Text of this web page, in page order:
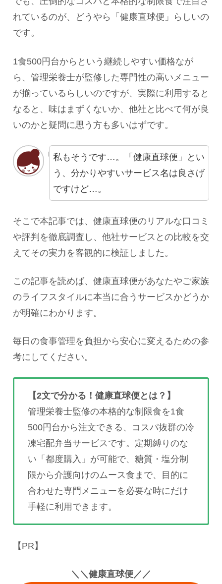
れているのが、どうやら「健康直球便」らしいの
です。
1食500円台からという継続しやすい価格なが
ら、管理栄養士が監修した専門性の高いメニュー
が揃っているらしいのですが、実際に利用すると
なると、味はまずくないか、他社と比べて何が良
いのかと疑問に思う方も多いはずです。
私もそうです…。「健康直球便」とい
う、分かりやすいサービス名は良さげ
ですけど…。
そこで本記事では、健康直球便のリアルな口コミ
や評判を徹底調査し、他社サービスとの比較を交
えてその実力を客観的に検証しました。
この記事を読めば、健康直球便があなたやご家族
のライフスタイルに本当に合うサービスかどうか
が明確にわかります。
毎日の食事管理を負担から安心に変えるための参
考にしてください。
【2文で分かる！健康直球便とは？】
管理栄養士監修の本格的な制限食を1食
500円台から注文できる、コスパ抜群の冷
凍宅配弁当サービスです。定期縛りのな
い「都度購入」が可能で、糖質・塩分制
限から介護向けのムース食まで、目的に
合わせた専門メニューを必要な時にだけ
手軽に利用できます。
【PR】
＼＼健康直球便／／